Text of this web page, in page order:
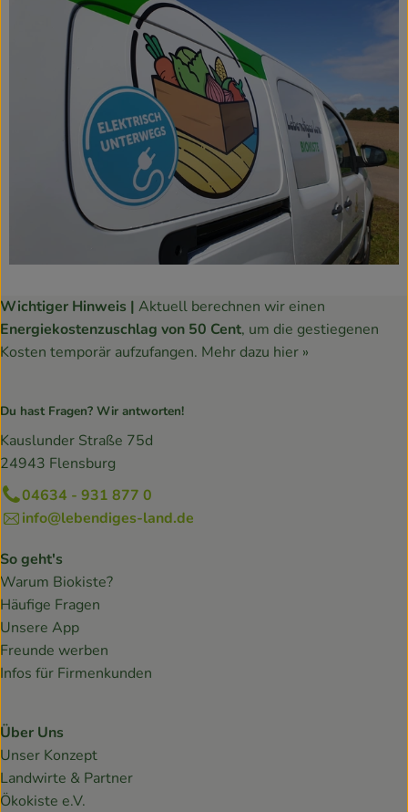
Wichtiger Hinweis | Aktuell berechnen wir einen
Energiekostenzuschlag von 50 Cent, um die gestiegenen
Kosten temporär aufzufangen. Mehr dazu hier »
Du hast Fragen? Wir antworten!
Kauslunder Straße 75d
24943 Flensburg
04634 - 931 877 0
info@lebendiges-land.de
So geht's
Warum Biokiste?
Häufige Fragen
Unsere App
Freunde werben
Infos für Firmenkunden
Über Uns
Unser Konzept
Landwirte & Partner
Ökokiste e.V.